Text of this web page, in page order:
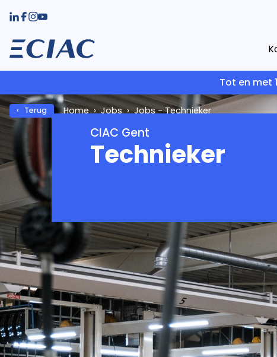
Tot en met
‹ Terug Home Jobs Jobs - Technieker
CIAC Gent
Technieker